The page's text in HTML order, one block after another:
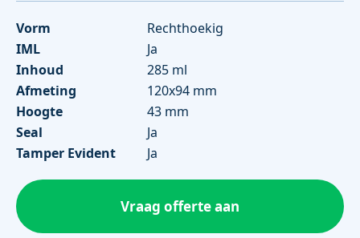
Vorm
Rechthoekig
IML
Ja
Inhoud
285 ml
Afmeting
120x94 mm
Hoogte
43 mm
Seal
Ja
Tamper Evident
Ja
Vraag offerte aan